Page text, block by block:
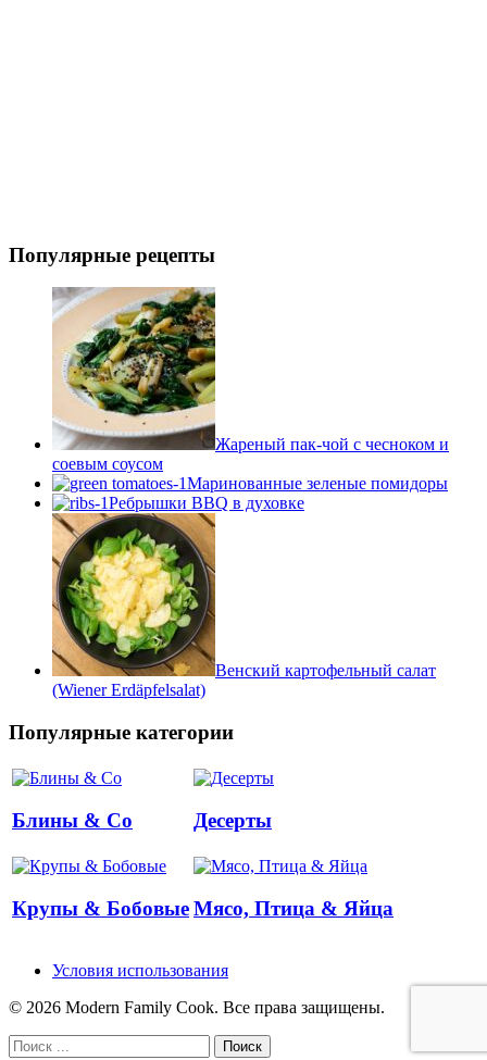
Популярные рецепты
Жареный пак-чой с чесноком и
соевым соусом
Маринованные зеленые помидоры
Ребрышки BBQ в духовке
Венский картофельный салат
(Wiener Erdäpfelsalat)
Популярные категории
Блины & Co Десерты
Крупы & БобовыеМясо, Птица & Яйца
Условия использования
© 2026 Modern Family Cook. Все права защищены.